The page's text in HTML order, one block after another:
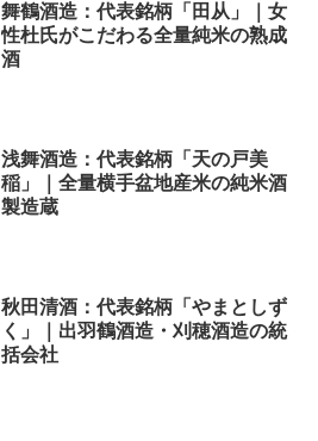
舞鶴酒造：代表銘柄「田从」｜女
性杜氏がこだわる全量純米の熟成
酒
浅舞酒造：代表銘柄「天の戸美
稲」｜全量横手盆地産米の純米酒
製造蔵
秋田清酒：代表銘柄「やまとしず
く」｜出羽鶴酒造・刈穂酒造の統
括会社